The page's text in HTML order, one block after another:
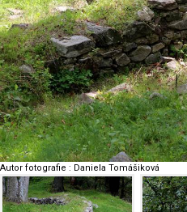
Autor fotografie : Daniela Tomášiková